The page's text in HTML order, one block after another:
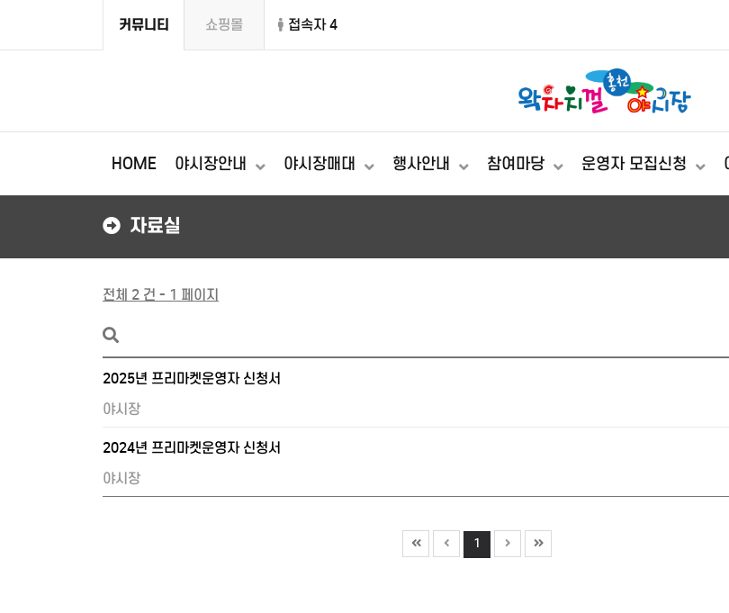
커뮤니티 쇼핑몰 접속자 4
HOME 야시장안내 야시장매대 행사안내 참여마당 운영자 모집신청
자료실
전체 2 건 - 1 페이지
2025년 프리마켓운영자 신청서
야시장
2024년 프리마켓운영자 신청서
야시장
1